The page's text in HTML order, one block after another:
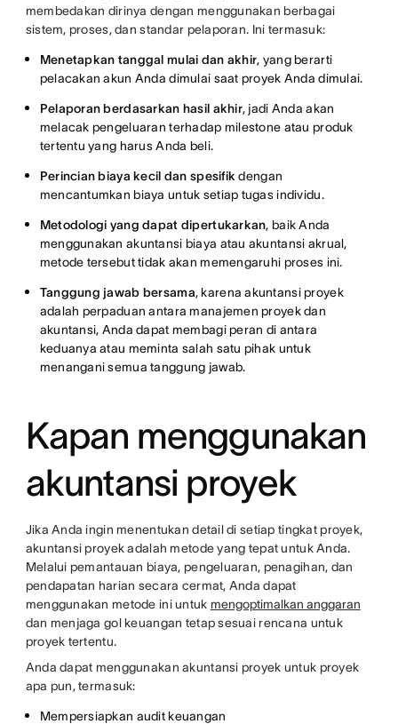
membedakan dirinya dengan menggunakan berbagai
sistem, proses, dan standar pelaporan. Ini termasuk:
Menetapkan tanggal mulai dan akhir, yang berarti
pelacakan akun Anda dimulai saat proyek Anda dimulai.
Pelaporan berdasarkan hasil akhir, jadi Anda akan
melacak pengeluaran terhadap milestone atau produk
tertentu yang harus Anda beli.
Perincian biaya kecil dan spesifik dengan
mencantumkan biaya untuk setiap tugas individu.
Metodologi yang dapat dipertukarkan, baik Anda
menggunakan akuntansi biaya atau akuntansi akrual,
metode tersebut tidak akan memengaruhi proses ini.
Tanggung jawab bersama, karena akuntansi proyek
adalah perpaduan antara manajemen proyek dan
akuntansi, Anda dapat membagi peran di antara
keduanya atau meminta salah satu pihak untuk
menangani semua tanggung jawab.
Kapan menggunakan
akuntansi proyek
Jika Anda ingin menentukan detail di setiap tingkat proyek,
akuntansi proyek adalah metode yang tepat untuk Anda.
Melalui pemantauan biaya, pengeluaran, penagihan, dan
pendapatan harian secara cermat, Anda dapat
menggunakan metode ini untuk mengoptimalkan anggaran
dan menjaga gol keuangan tetap sesuai rencana untuk
proyek tertentu.
Anda dapat menggunakan akuntansi proyek untuk proyek
apa pun, termasuk:
Mempersiapkan audit keuangan